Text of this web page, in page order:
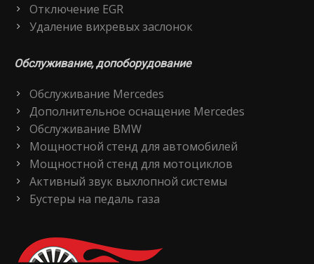
Отключение EGR
Удаление вихревых заслонок
Обслуживание, допоборудование
Обслуживание Mercedes
Дополнительное оснащение Mercedes
Обслуживание BMW
Мощностной стенд для автомобилей
Мощностной стенд для мотоциклов
Активный звук выхлопной системы
Бустеры на педаль газа